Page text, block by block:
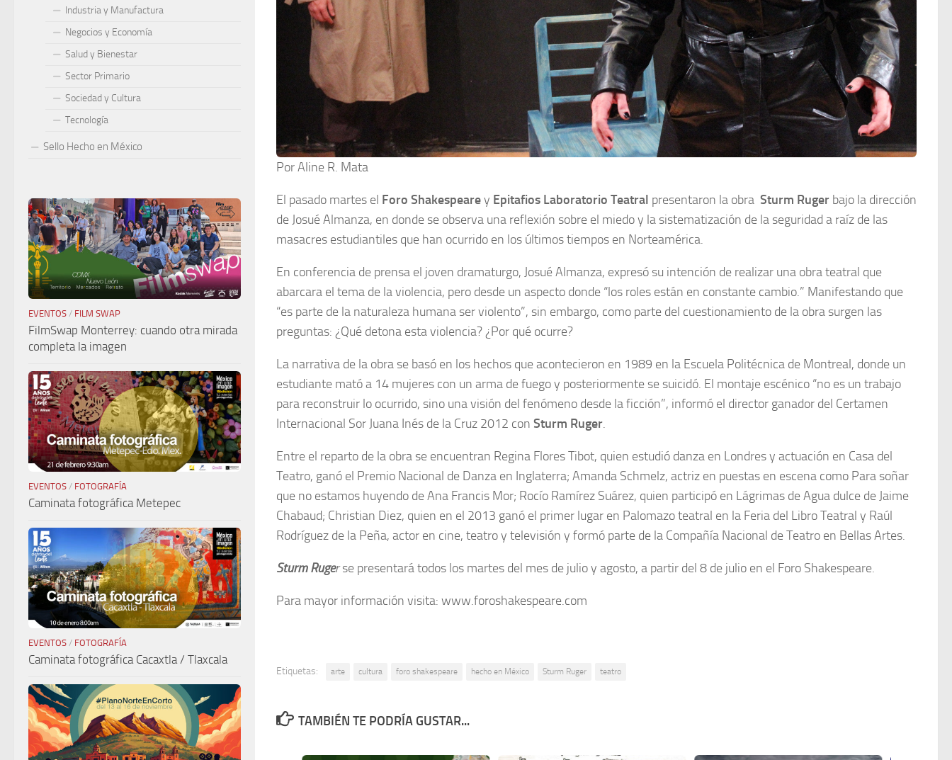
Por Aline R. Mata
El pasado martes el Foro Shakespearey Epitafios Laboratorio Teatral presentaron la obra Sturm Ruger bajo la dirección
de Josué Almanza, en donde se observa una reflexión sobre el miedo y la sistematización de la seguridad a raíz de las
masacres estudiantiles que han ocurrido en los últimos tiempos en Norteamérica.
En conferencia de prensa el joven dramaturgo, Josué Almanza, expresó su intención de realizar una obra teatral que
abarcara el tema de la violencia, pero desde un aspecto donde “los roles están en constante cambio.” Manifestando que
“es parte de la naturaleza humana ser violento”, sin embargo, como parte del cuestionamiento de la obra surgen las
preguntas: ¿Qué detona esta violencia? ¿Por qué ocurre?
La narrativa de la obra se basó en los hechos que acontecieron en 1989 en la Escuela Politécnica de Montreal, donde un
estudiante mató a 14 mujeres con un arma de fuego y posteriormente se suicidó. El montaje escénico “no es un trabajo
para reconstruir lo ocurrido, sino una visión del fenómeno desde la ficción”, informó el director ganador del Certamen
Internacional Sor Juana Inés de la Cruz 2012 con Sturm Ruger.
Entre el reparto de la obra se encuentran Regina Flores Tibot, quien estudió danza en Londres y actuación en Casa del
Teatro, ganó el Premio Nacional de Danza en Inglaterra; Amanda Schmelz, actriz en puestas en escena como Para soñar
que no estamos huyendo de Ana Francis Mor; Rocío Ramírez Suárez, quien participó en Lágrimas de Agua dulce de Jaime
Chabaud; Christian Diez, quien en el 2013 ganó el primer lugar en Palomazo teatral en la Feria del Libro Teatral y Raúl
Rodríguez de la Peña, actor en cine, teatro y televisión y formó parte de la Compañía Nacional de Teatro en Bellas Artes.
Sturm Rugerse presentará todos los martes del mes de julio y agosto, a partir del 8 de julio en el Foro Shakespeare.
Para mayor información visita: www.foroshakespeare.com
Etiquetas: arte cultura foro shakespeare hecho en México Sturm Ruger teatro
TAMBIÉN TE PODRÍA GUSTAR...
Industria y Manufactura
Negocios y Economía
Salud y Bienestar
Sector Primario
Sociedad y Cultura
Tecnología
Sello Hecho en México
EVENTOS / FILM SWAP
FilmSwap Monterrey: cuando otra mirada
completa la imagen
EVENTOS / FOTOGRAFÍA
Caminata fotográfica Metepec
EVENTOS / FOTOGRAFÍA
Caminata fotográfica Cacaxtla / Tlaxcala